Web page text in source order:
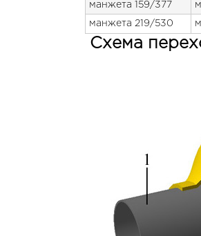
манжета 159/377
манжета 219/530
Схема